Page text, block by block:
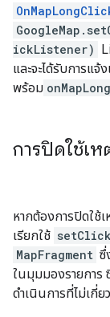
ickListener)
และจะได้รับการแ
พร้อม
การปิดใช้เ
หากต้องการปิดใ
เรียกใช้
MapFragment ซึ่
ในมุมมองรายการ
ดำเนินการที่ไม่เกี่